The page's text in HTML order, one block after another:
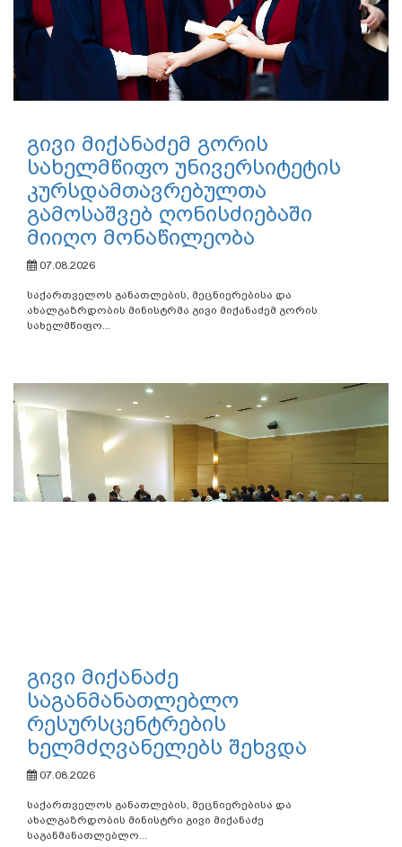
გივი მიქანაძემ გორის
სახელმწიფო უნივერსიტეტის
კურსდამთავრებულთა
გამოსაშვებ ღონისძიებაში
მიიღო მონაწილეობა
07.08.2026
საქართველოს განათლების, მეცნიერებისა და
ახალგაზრდობის მინისტრმა გივი მიქანაძემ გორის
სახელმწიფო...
გივი მიქანაძე
საგანმანათლებლო
რესურსცენტრების
ხელმძღვანელებს შეხვდა
07.08.2026
საქართველოს განათლების, მეცნიერებისა და
ახალგაზრდობის მინისტრი გივი მიქანაძე
საგანმანათლებლო...